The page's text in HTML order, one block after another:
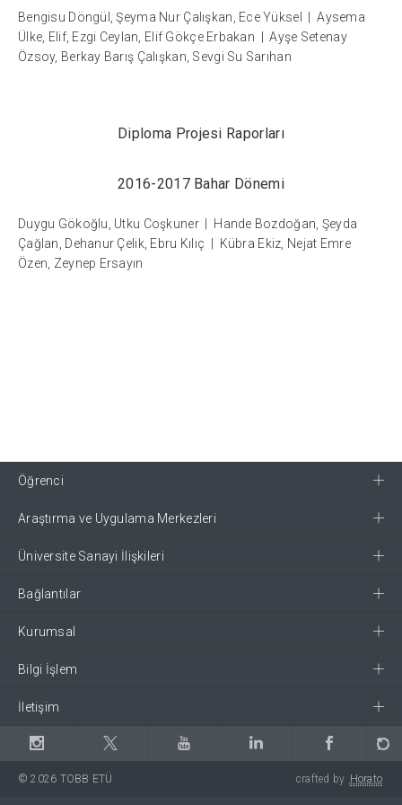
Bengisu Döngül, Şeyma Nur Çalışkan, Ece Yüksel | Aysema
Ülke, Elif, Ezgi Ceylan, Elif Gökçe Erbakan | Ayşe Setenay
Özsoy, Berkay Barış Çalışkan, Sevgi Su Sarıhan
Diploma Projesi Raporları
2016-2017 Bahar Dönemi
Duygu Gökoğlu, Utku Coşkuner | Hande Bozdoğan, Şeyda
Çağlan, Dehanur Çelik, Ebru Kılıç | Kübra Ekiz, Nejat Emre
Özen, Zeynep Ersayın
Öğrenci
Araştırma ve Uygulama Merkezleri
Üniversite Sanayi İlişkileri
Bağlantılar
Kurumsal
Bilgi İşlem
İletişim
© 2026 TOBB ETÜ crafted by Horato